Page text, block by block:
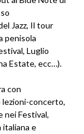
Jazz, Il tour
penisola
Luglio
Estate, ecc…).
con
lezioni-concerto,
nei Festival,
italiana e